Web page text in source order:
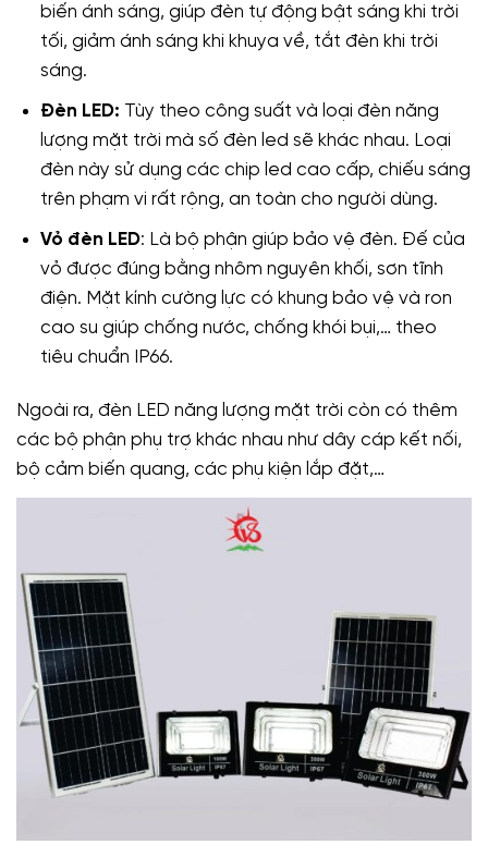
biến ánh sáng, giúp đèn tự động bật sáng khi trời
tối, giảm ánh sáng khi khuya về, tắt đèn khi trời
sáng.
Đèn LED: Tùy theo công suất và loại đèn năng
lượng mặt trời mà số đèn led sẽ khác nhau. Loại
đèn này sử dụng các chip led cao cấp, chiếu sáng
trên phạm vi rất rộng, an toàn cho người dùng.
Vỏ đèn LED: Là bộ phận giúp bảo vệ đèn. Đế của
vỏ được đúng bằng nhôm nguyên khối, sơn tĩnh
điện. Mặt kính cường lực có khung bảo vệ và ron
cao su giúp chống nước, chống khói bụi,… theo
tiêu chuẩn IP66.
Ngoài ra, đèn LED năng lượng mặt trời còn có thêm
các bộ phận phụ trợ khác nhau như dây cáp kết nối,
bộ cảm biến quang, các phụ kiện lắp đặt,…